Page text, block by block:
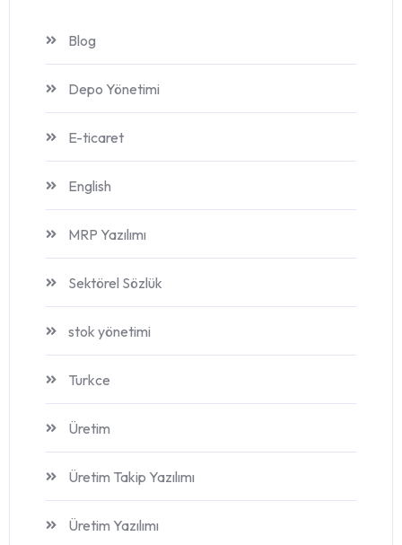
Blog
Depo Yönetimi
E-ticaret
English
MRP Yazılımı
Sektörel Sözlük
stok yönetimi
Turkce
Üretim
Üretim Takip Yazılımı
Üretim Yazılımı